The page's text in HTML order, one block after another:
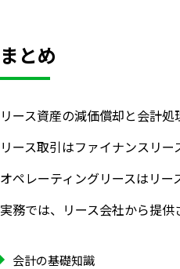
まとめ
リース資産の減価償却と会計
リース取引はファイナンスリ
オペレーティングリースはリ
実務では、リース会社から提
会計の基礎知識